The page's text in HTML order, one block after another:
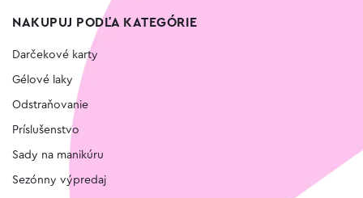
NAKUPUJ PODĽA KATEGÓRIE
Darčekové karty
Gélové laky
Odstraňovanie
Príslušenstvo
Sady na manikúru
Sezónny výpredaj